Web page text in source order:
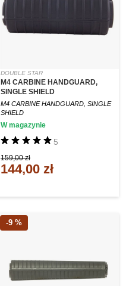
DOUBLE STAR
M4 CARBINE HANDGUARD,
SINGLE SHIELD
M4 CARBINE HANDGUARD, SINGLE
SHIELD
5
W magazynie
159,00 zł
144,00 zł
-9 %